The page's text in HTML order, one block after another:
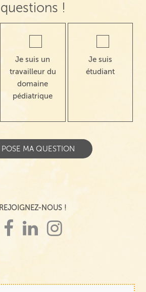
questions !
Je suis un
travailleur du
domaine
pédiatrique
Je suis
étudiant
REJOIGNEZ-NOUS !